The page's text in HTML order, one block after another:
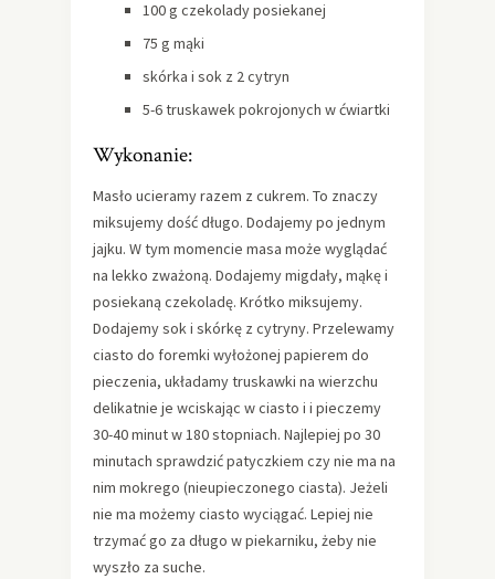
100 g czekolady posiekanej
75 g mąki
skórka i sok z 2 cytryn
5-6 truskawek pokrojonych w ćwiartki
Wykonanie:
Masło ucieramy razem z cukrem. To znaczy
miksujemy dość długo. Dodajemy po jednym
jajku. W tym momencie masa może wyglądać
na lekko zważoną. Dodajemy migdały, mąkę i
posiekaną czekoladę. Krótko miksujemy.
Dodajemy sok i skórkę z cytryny. Przelewamy
ciasto do foremki wyłożonej papierem do
pieczenia, układamy truskawki na wierzchu
delikatnie je wciskając w ciasto i i pieczemy
30-40 minut w 180 stopniach. Najlepiej po 30
minutach sprawdzić patyczkiem czy nie ma na
nim mokrego (nieupieczonego ciasta). Jeżeli
nie ma możemy ciasto wyciągać. Lepiej nie
trzymać go za długo w piekarniku, żeby nie
wyszło za suche.